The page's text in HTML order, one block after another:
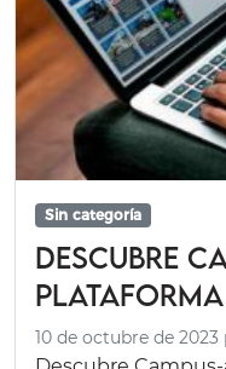
Sin categoría
Descubre
plataforma
10 de octubre de 2023